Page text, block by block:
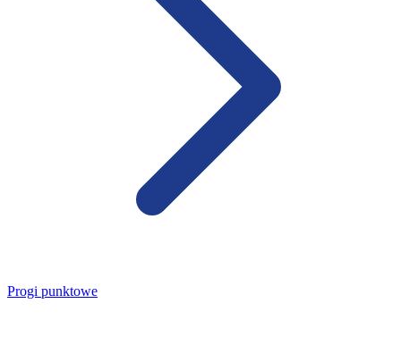
Progi punktowe